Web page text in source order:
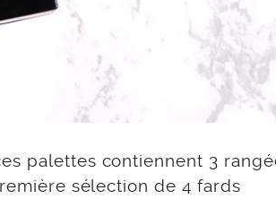
palettes contiennent 3
sélection de 4 fards